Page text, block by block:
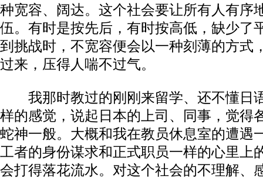
种宽容、阔达。这个社会要让所有人有序
伍。有时是按先后，有时按高低，缺少了
到挑战时，不宽容便会以一种刻薄的方式
过来，压得人喘不过气。
我那时教过的刚刚来留学、还不懂日
样的感觉，说起日本的上司、同事，觉得
蛇神一般。大概和我在教员休息室的遭遇
工者的身份谋求和正式职员一样的心里上
会打得落花流水。对这个社会的不理解、